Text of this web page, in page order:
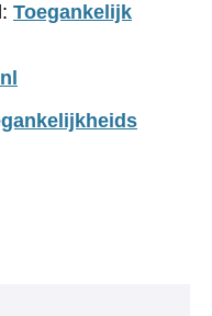
Toegankelijk